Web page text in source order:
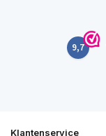
9,7
Klantenservice